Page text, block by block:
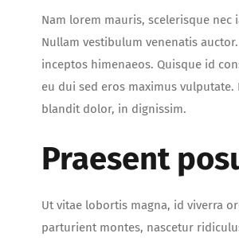
Nam lorem mauris, scelerisque
Nullam vestibulum venenatis
inceptos himenaeos. Quisque id
eu dui sed eros maximus
blandit dolor, in dignissim.
Praesent
Ut vitae lobortis magna, id viverra
parturient montes, nascetur